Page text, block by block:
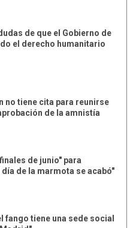
de que el Gobierno de
el derecho humanitario
no tiene cita para reunirse
de la amnistía
de junio" para
de la marmota se acabó"
fango tiene una sede social